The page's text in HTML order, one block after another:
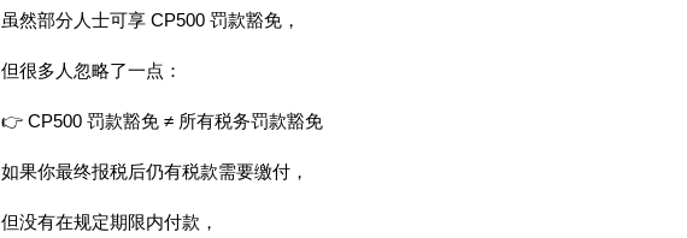
虽然部分人士可享 CP500 罚款豁免，
但很多人忽略了一点：
👉 CP500 罚款豁免 ≠ 所有税务罚款豁免
如果你最终报税后仍有税款需要缴付，
但没有在规定期限内付款，